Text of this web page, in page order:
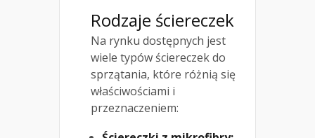
Rodzaje ściereczek
Na rynku dostępnych jest
wiele typów ściereczek do
sprzątania, które różnią się
właściwościami i
przeznaczeniem: